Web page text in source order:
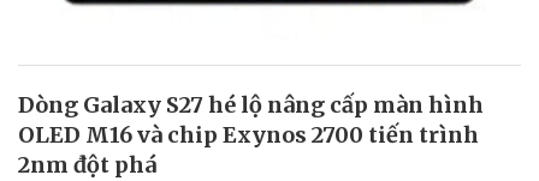
Dòng Galaxy S27 hé lộ nâng cấp màn hình
OLED M16 và chip Exynos 2700 tiến trình
2nm đột phá